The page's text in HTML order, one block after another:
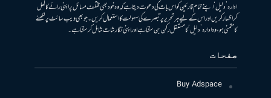
ادارہ ’دلیل‘ اپنے تمام قارئین کو اس بات کی دعوت دیتا ہے کہ وہ خود بھی مختلف مسائل پر اپنی رائے کا کھل
کر اظہار کریں اور اس کے لیے ہر تحریر پر تبصرے کی سہولت کا استعمال کریں۔ جو بھی ویب سائٹ پر لکھنے
کا متمنی ہو، وہ ادارہ ’دلیل‘ کا مستقل رکن بن سکتا ہے اور اپنی نگارشات شامل کرسکتا ہے۔
صفحات
Buy Adspace